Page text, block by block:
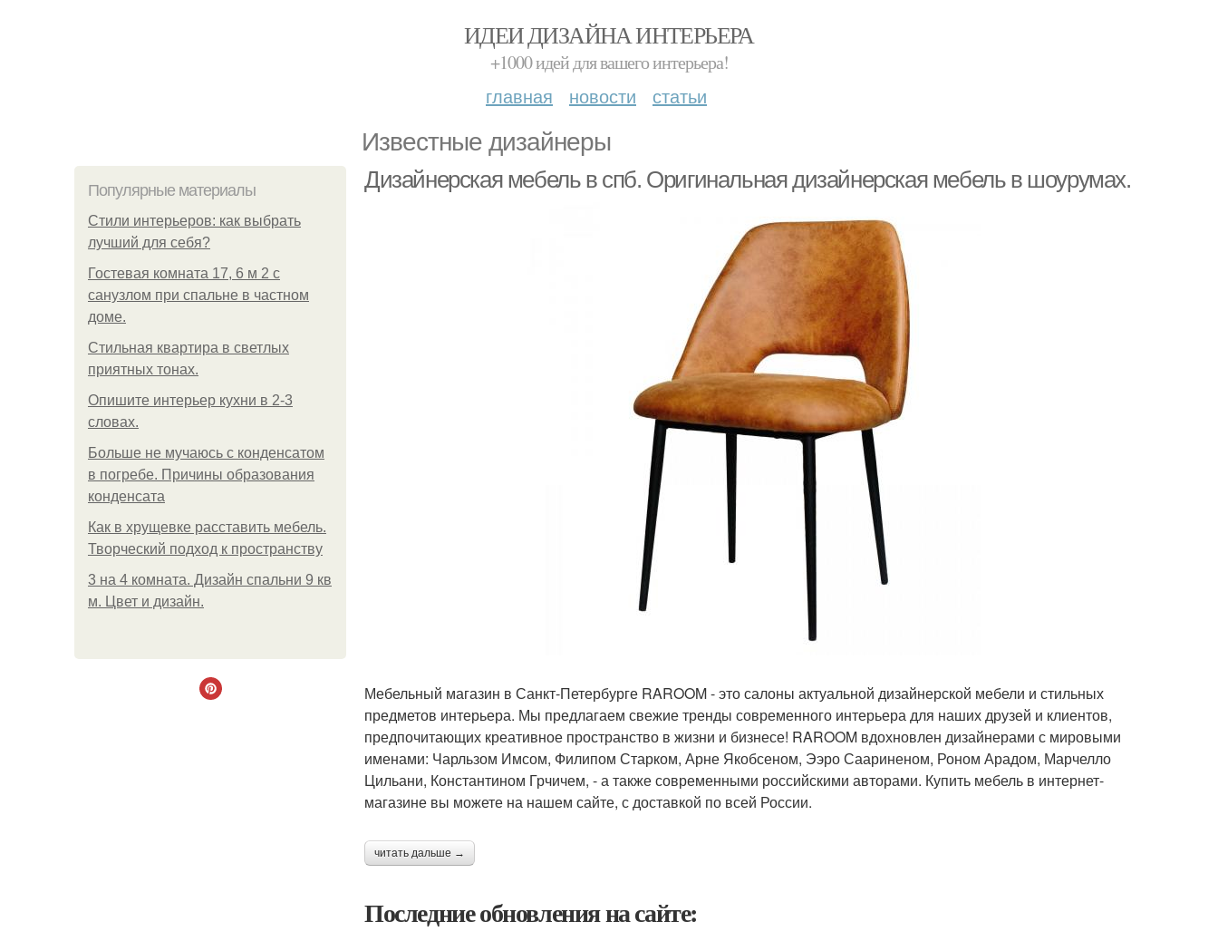
ИДЕИ ДИЗАЙНА ИНТЕРЬЕРА
+1000 идей для вашего интерьера!
главная новости статьи
Известные дизайнеры
Популярные материалы
Стили интерьеров: как выбрать
лучший для себя?
Гостевая комната 17, 6 м 2 с
санузлом при спальне в частном
доме.
Стильная квартира в светлых
приятных тонах.
Опишите интерьер кухни в 2-3
словах.
Больше не мучаюсь с конденсатом
в погребе. Причины образования
конденсата
Как в хрущевке расставить мебель.
Творческий подход к пространству
3 на 4 комната. Дизайн спальни 9 кв
м. Цвет и дизайн.
Дизайнерская мебель в спб. Оригинальная дизайнерская мебель в шоурумах.
Мебельный магазин в Санкт-Петербурге RAROOM - это салоны актуальной дизайнерской мебели и стильных
предметов интерьера. Мы предлагаем свежие тренды современного интерьера для наших друзей и клиентов,
предпочитающих креативное пространство в жизни и бизнесе! RAROOM вдохновлен дизайнерами с мировыми
именами: Чарльзом Имсом, Филипом Старком, Арне Якобсеном, Ээро Саариненом, Роном Арадом, Марчелло
Цильани, Константином Грчичем, - а также современными российскими авторами. Купить мебель в интернет-
магазине вы можете на нашем сайте, с доставкой по всей России.
читать дальше →
Последние обновления на сайте: